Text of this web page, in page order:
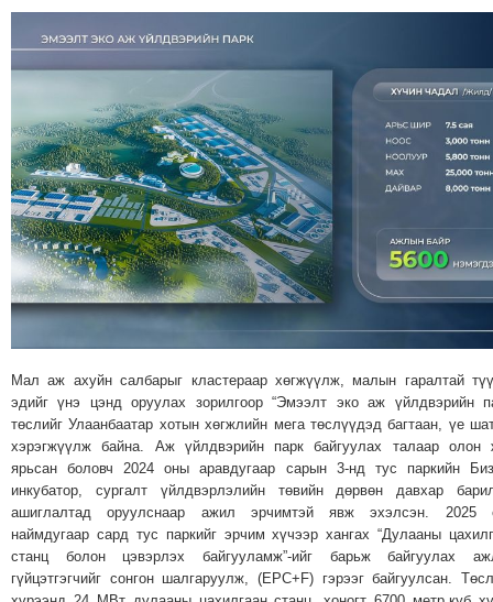
ENTERTAINMENT
ДЭЛХИЙН
МЭДЭЭ
МЭДЭЭ
НИЙСЛЭЛ
ТАНИН
МЭДЭХҮЙ
ТЕХНОЛОГИ
ЭРДЭНЭТ
ҮЙЛДВЭРИЙН
ХАВРЫН
ЧУУЛГАНЫ
ЭРГЭН
ТОЙРОНД
"ОУВС"-
ИЙН
ЭРГЭН
ТОЙРОНД
Мал аж ахуйн салбарыг кластераар хөгжүүлж, малын гаралтай
эдийг үнэ цэнд оруулах зорилгоор “Эмээлт эко аж үйлдвэрийн
төслийг Улаанбаатар хотын хөгжлийн мега төслүүдэд багтаан, үе
хэрэгжүүлж байна. Аж үйлдвэрийн парк байгуулах талаар олон
ярьсан боловч 2024 оны аравдугаар сарын 3-нд тус паркийн
инкубатор, сургалт үйлдвэрлэлийн төвийн дөрвөн давхар
ашиглалтад оруулснаар ажил эрчимтэй явж эхэлсэн. 2025
наймдугаар сард тус паркийг эрчим хүчээр хангах “Дулааны
станц болон цэвэрлэх байгууламж”-ийг барьж байгуулах
гүйцэтгэгчийг сонгон шалгаруулж, (EPC+F) гэрээг байгуулсан.